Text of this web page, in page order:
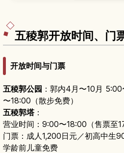
五稜郭开放时间、门
开放时间与门票
五稜郭公园 ：郭内4月〜10月
〜18:00（散步免费）
五稜郭塔：
营业时间：9:00〜18:00（售票至
门票：成人1,200日元／初高中生
学龄前儿童免费